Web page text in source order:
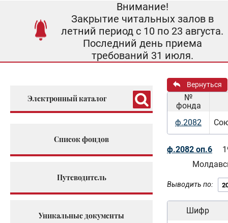
Внимание!
Закрытие читальных залов в
летний период с 10 по 23 августа.
Последний день приема
требований 31 июля.
Электронный каталог
Список фондов
Путеводитель
Уникальные документы
Вернуться
№
фонда
ф.2082
ф.2082 оп.6
Выводить по:
Шифр